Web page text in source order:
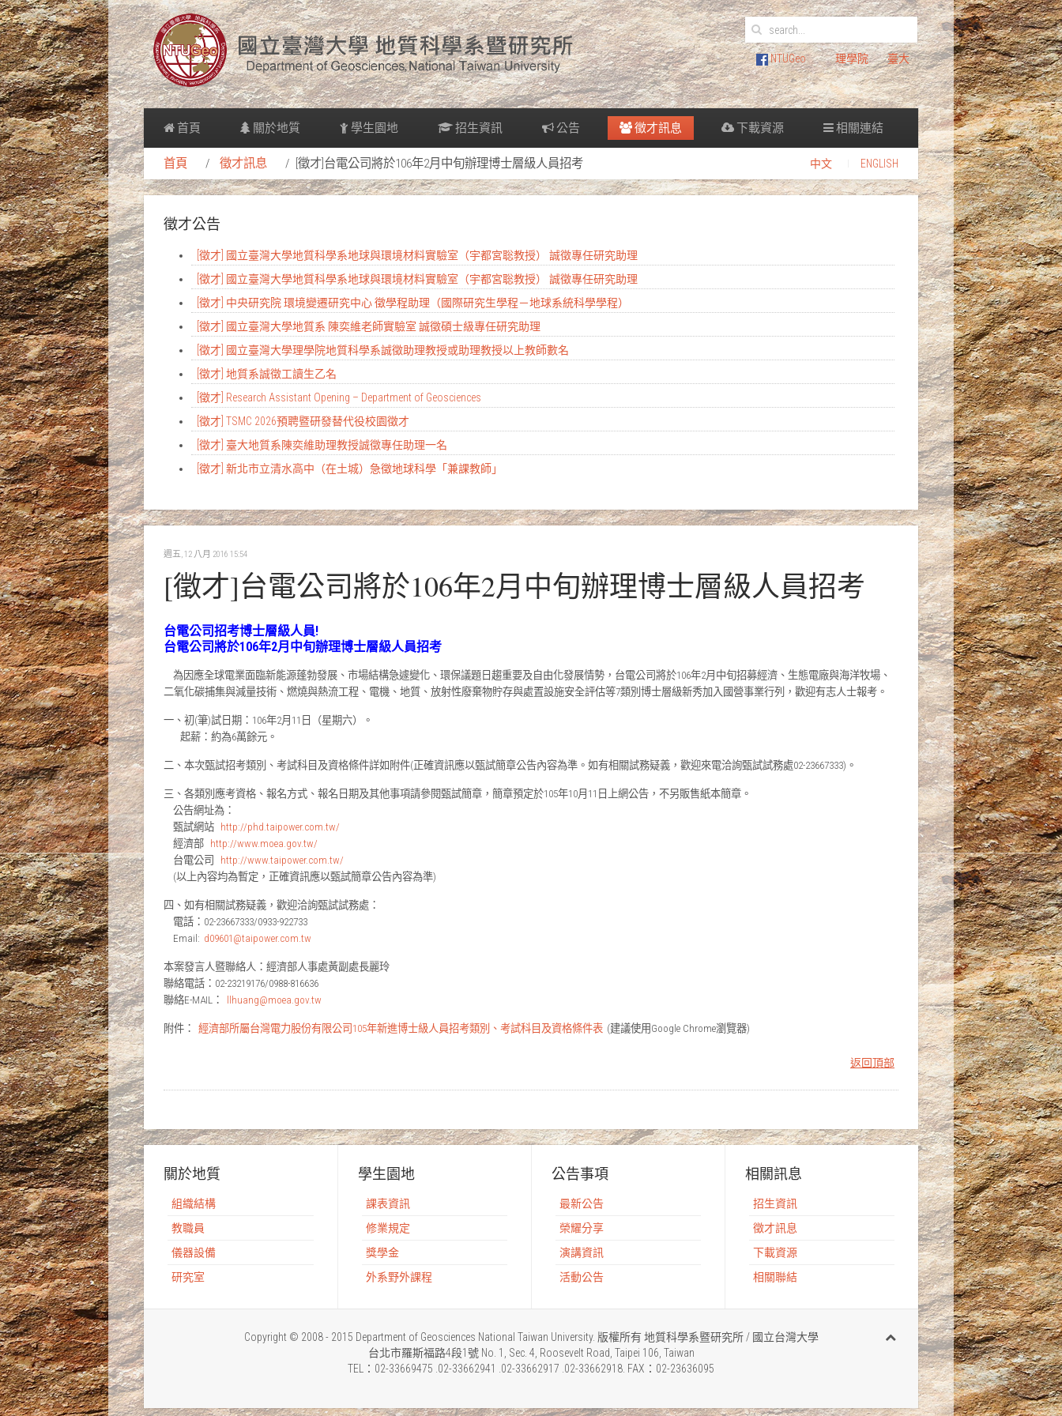
NTUGeo 理學院 臺大
首頁 關於地質 學生園地 招生資訊 公告 徵才訊息 下載資源 相關連結
首頁 徵才訊息 [徵才]台電公司將於106年2月中旬辦理博士層級人員招考 中文 ENGLISH
徵才公告
[徵才] 國立臺灣大學地質科學系地球與環境材料實驗室（宇都宮聡教授） 誠徵專任研究助理
[徵才] 國立臺灣大學地質科學系地球與環境材料實驗室（宇都宮聡教授） 誠徵專任研究助理
[徵才] 中央研究院 環境變遷研究中心 徵學程助理（國際研究生學程－地球系統科學學程）
[徵才] 國立臺灣大學地質系 陳奕維老師實驗室 誠徵碩士級專任研究助理
[徵才] 國立臺灣大學理學院地質科學系誠徵助理教授或助理教授以上教師數名
[徵才] 地質系誠徵工讀生乙名
[徵才] Research Assistant Opening – Department of Geosciences
[徵才] TSMC 2026預聘暨研發替代役校園徵才
[徵才] 臺大地質系陳奕維助理教授誠徵專任助理一名
[徵才] 新北市立清水高中（在土城）急徵地球科學「兼課教師」
週五, 12 八月 2016 15:54
[徵才]台電公司將於106年2月中旬辦理博士層級人員招考
台電公司招考博士層級人員!
台電公司將於106年2月中旬辦理博士層級人員招考
為因應全球電業面臨新能源蓬勃發展、市場結構急遽變化、環保議題日趨重要及自由化發展情勢，台電公司將於106年2月中旬招募經濟、生態電廠與海洋牧場、
二氧化碳捕集與減量技術、燃燒與熱流工程、電機、地質、放射性廢棄物貯存與處置設施安全評估等7類別博士層級新秀加入國營事業行列，歡迎有志人士報考。
一、初(筆)試日期：106年2月11日（星期六）。
起薪：約為6萬餘元。
二、本次甄試招考類別、考試科目及資格條件詳如附件(正確資訊應以甄試簡章公告內容為準。如有相關試務疑義，歡迎來電洽詢甄試試務處02-23667333)。
三、各類別應考資格、報名方式、報名日期及其他事項請參閱甄試簡章，簡章預定於105年10月11日上網公告，不另販售紙本簡章。
公告網址為：
甄試網站 http://phd.taipower.com.tw/
經濟部 http://www.moea.gov.tw/
台電公司
http://www.taipower.com.tw/
(以上內容均為暫定，正確資訊應以甄試簡章公告內容為準)
四、如有相關試務疑義，歡迎洽詢甄試試務處：
電話：02-23667333/0933-922733
Email: d09601@taipower.com.tw
本案發言人暨聯絡人：經濟部人事處黃副處長麗玲
聯絡電話：02-23219176/0988-816636
聯絡E-MAIL：
llhuang@moea.gov.tw
附件： 經濟部所屬台灣電力股份有限公司105年新進博士級人員招考類別、考試科目及資格條件表 (建議使用Google Chrome瀏覽器)
返回頂部
關於地質
組織結構
教職員
儀器設備
研究室
學生園地
課表資訊
修業規定
獎學金
外系野外課程
公告事項
最新公告
榮耀分享
演講資訊
活動公告
相關訊息
招生資訊
徵才訊息
下載資源
相關聯結
Copyright © 2008 - 2015 Department of Geosciences National Taiwan University. 版權所有 地質科學系暨研究所 / 國立台灣大學
台北市羅斯福路4段1號 No. 1, Sec. 4, Roosevelt Road, Taipei 106, Taiwan
TEL：02-33669475 .02-33662941 .02-33662917 .02-33662918. FAX：02-23636095